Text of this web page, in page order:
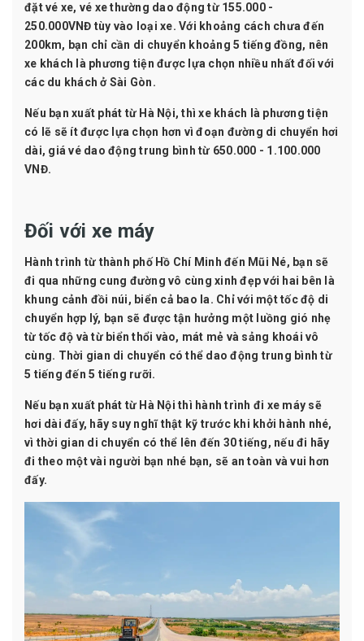
đặt vé xe, vé xe thường dao động từ 155.000 -
250.000VNĐ tùy vào loại xe. Với khoảng cách chưa đến
200km, bạn chỉ cần di chuyển khoảng 5 tiếng đồng, nên
xe khách là phương tiện được lựa chọn nhiều nhất đối với
các du khách ở Sài Gòn.
Nếu bạn xuất phát từ Hà Nội, thì xe khách là phương tiện
có lẽ sẽ ít được lựa chọn hơn vì đoạn đường di chuyển hơi
dài, giá vé dao động trung bình từ 650.000 - 1.100.000
VNĐ.
Đối với xe máy
Hành trình từ thành phố Hồ Chí Minh đến Mũi Né, bạn sẽ
đi qua những cung đường vô cùng xinh đẹp với hai bên là
khung cảnh đồi núi, biển cả bao la. Chỉ với một tốc độ di
chuyển hợp lý, bạn sẽ được tận hưởng một luồng gió nhẹ
từ tốc độ và từ biển thổi vào, mát mẻ và sảng khoái vô
cùng. Thời gian di chuyển có thể dao động trung bình từ
5 tiếng đến 5 tiếng rưỡi.
Nếu bạn xuất phát từ Hà Nội thì hành trình đi xe máy sẽ
hơi dài đấy, hãy suy nghĩ thật kỹ trước khi khởi hành nhé,
vì thời gian di chuyển có thể lên đến 30 tiếng, nếu đi hãy
đi theo một vài người bạn nhé bạn, sẽ an toàn và vui hơn
đấy.